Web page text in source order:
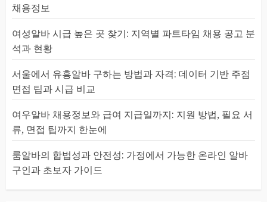
채용정보
여성알바 시급 높은 곳 찾기: 지역별 파트타임 채용 공고 분
석과 현황
서울에서 유흥알바 구하는 방법과 자격: 데이터 기반 주점
면접 팁과 시급 비교
여우알바 채용정보와 급여 지급일까지: 지원 방법, 필요 서
류, 면접 팁까지 한눈에
룸알바의 합법성과 안전성: 가정에서 가능한 온라인 알바
구인과 초보자 가이드